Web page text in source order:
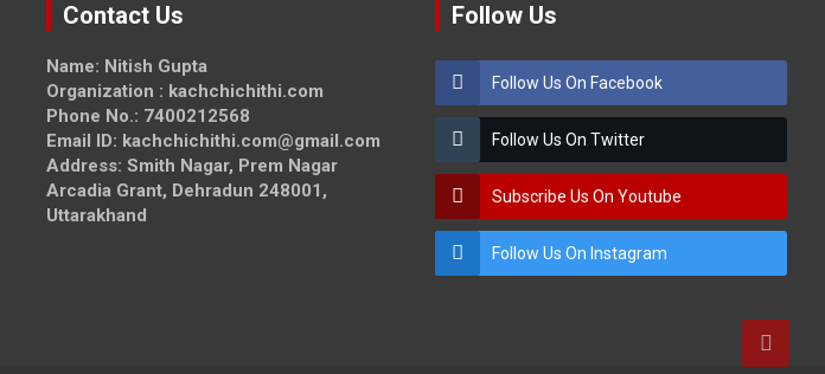
Contact Us
Name: Nitish Gupta
Organization : kachchichithi.com
Phone No.: 7400212568
Email ID: kachchichithi.com@gmail.com
Address: Smith Nagar, Prem Nagar
Arcadia Grant, Dehradun 248001,
Uttarakhand
Follow Us
Follow Us On Facebook
Follow Us On Twitter
Subscribe Us On Youtube
Follow Us On Instagram